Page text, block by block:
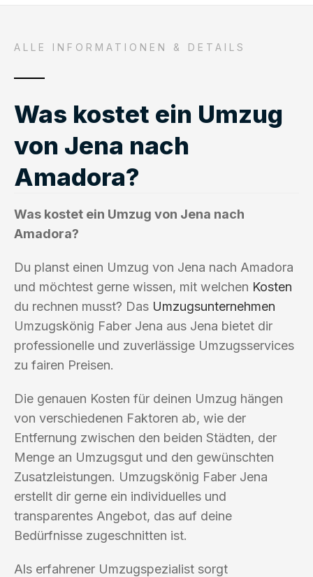
ALLE INFORMATIONEN & DETAILS
Was kostet ein Umzug
von Jena nach
Amadora?
Was kostet ein Umzug von Jena nach
Amadora?
Du planst einen Umzug von Jena nach Amadora
und möchtest gerne wissen, mit welchen Kosten
du rechnen musst? Das Umzugsunternehmen
Umzugskönig Faber Jena aus Jena bietet dir
professionelle und zuverlässige Umzugsservices
zu fairen Preisen.
Die genauen Kosten für deinen Umzug hängen
von verschiedenen Faktoren ab, wie der
Entfernung zwischen den beiden Städten, der
Menge an Umzugsgut und den gewünschten
Zusatzleistungen. Umzugskönig Faber Jena
erstellt dir gerne ein individuelles und
transparentes Angebot, das auf deine
Bedürfnisse zugeschnitten ist.
Als erfahrener Umzugspezialist sorgt